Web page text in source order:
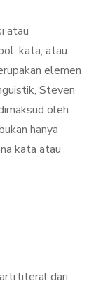
atau
kata, atau
elemen
Steven
oleh
hanya
kata atau
literal dari